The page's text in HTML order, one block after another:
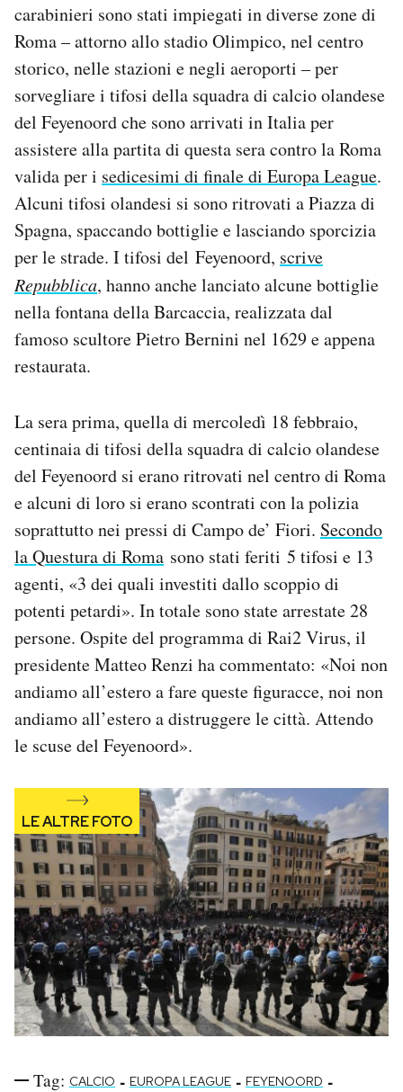
carabinieri sono stati impiegati in diverse zone di
Roma – attorno allo stadio Olimpico, nel centro
storico, nelle stazioni e negli aeroporti – per
sorvegliare i tifosi della squadra di calcio olandese
del Feyenoord che sono arrivati in Italia per
assistere alla partita di questa sera contro la Roma
valida per i sedicesimi di finale di Europa League.
Alcuni tifosi olandesi si sono ritrovati a Piazza di
Spagna, spaccando bottiglie e lasciando sporcizia
per le strade. I tifosi del Feyenoord, scrive
Repubblica, hanno anche lanciato alcune bottiglie
nella fontana della Barcaccia, realizzata dal
famoso scultore Pietro Bernini nel 1629 e appena
restaurata.
La sera prima, quella di mercoledì 18 febbraio,
centinaia di tifosi della squadra di calcio olandese
del Feyenoord si erano ritrovati nel centro di Roma
e alcuni di loro si erano scontrati con la polizia
soprattutto nei pressi di Campo de’ Fiori. Secondo
la Questura di Roma sono stati feriti 5 tifosi e 13
agenti, «3 dei quali investiti dallo scoppio di
potenti petardi». In totale sono state arrestate 28
persone. Ospite del programma di Rai2 Virus, il
presidente Matteo Renzi ha commentato: «Noi non
andiamo all’estero a fare queste figuracce, noi non
andiamo all’estero a distruggere le città. Attendo
le scuse del Feyenoord».
Tag: CALCIO - EUROPA LEAGUE - FEYENOORD -